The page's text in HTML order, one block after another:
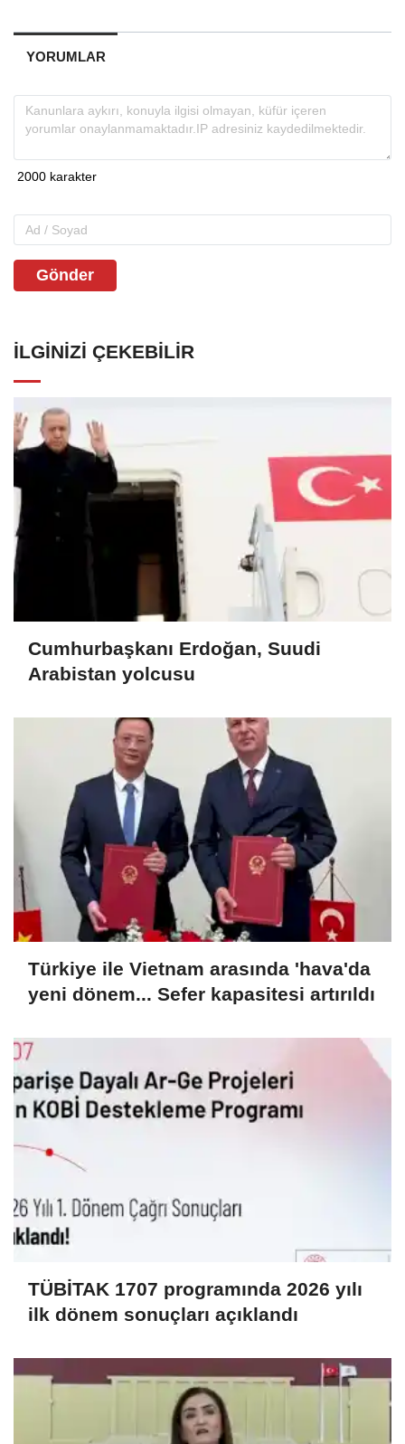
YORUMLAR
Gönder
İLGINIZI ÇEKEBILIR
Cumhurbaşkanı Erdoğan, Suudi
Arabistan yolcusu
Türkiye ile Vietnam arasında 'hava'da
yeni dönem... Sefer kapasitesi artırıldı
TÜBİTAK 1707 programında 2026 yılı
ilk dönem sonuçları açıklandı